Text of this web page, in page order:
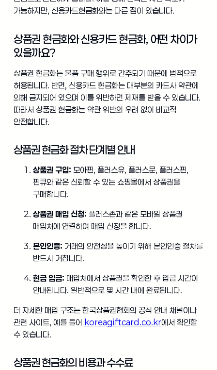
가능하지만, 신용카드현금화와는 다른 점이 있습니다.
상품권 현금화와 신용카드 현금화, 어떤 차이가
있을까요?
상품권 현금화는 물품 구매 행위로 간주되기 때문에 법적으로
허용됩니다. 반면, 신용카드 현금화는 대부분의 카드사 약관에
의해 금지되어 있으며 이를 위반하면 제재를 받을 수 있습니다.
따라서 상품권 현금화는 약관 위반의 우려 없이 비교적
안전합니다.
상품권 현금화 절차 단계별 안내
상품권 구입: 모아핀, 플러스유, 플러스문, 플러스핀,
핀큐와 같은 신뢰할 수 있는 쇼핑몰에서 상품권을
구매합니다.
상품권 매입 신청: 플러스존과 같은 모바일 상품권
매입처에 연결하여 매입 신청을 합니다.
본인인증: 거래의 안전성을 높이기 위해 본인인증 절차를
반드시 거칩니다.
현금 입금: 매입처에서 상품권을 확인한 후 입금 시간이
안내됩니다. 일반적으로 몇 시간 내에 완료됩니다.
더 자세한 매입 구조는 한국상품권협회의 공식 안내 채널이나
관련 사이트, 예를 들어 koreagiftcard.co.kr에서 확인할
수 있습니다.
상품권 현금화의 비용과 수수료